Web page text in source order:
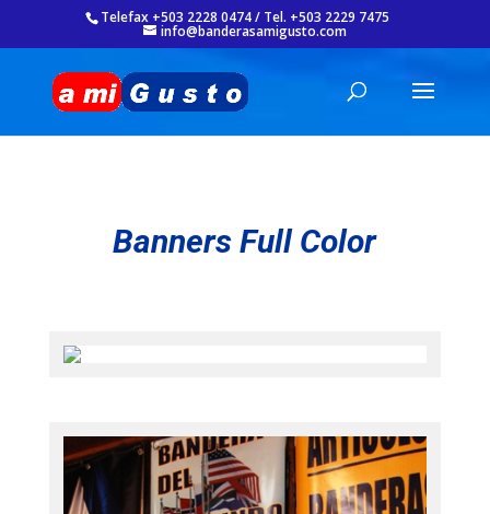
Telefax +503 2228 0474 / Tel. +503 2229 7475
info@banderasamigusto.com
Banners Full Color